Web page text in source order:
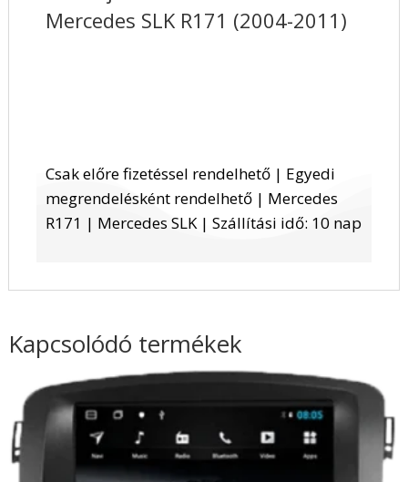
Mercedes SLK R171 (2004-2011)
Csak előre fizetéssel rendelhető | Egyedi
megrendelésként rendelhető | Mercedes
R171 | Mercedes SLK | Szállítási idő: 10 nap
Kapcsolódó termékek